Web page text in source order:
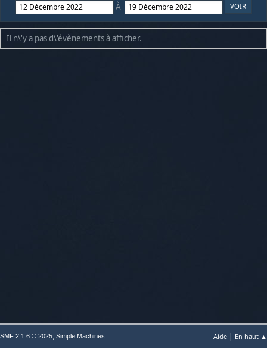
À
Il n\'y a pas d\'évènements à afficher.
Aide | En haut ▲
SMF 2.1.6 © 2025, Simple Machines